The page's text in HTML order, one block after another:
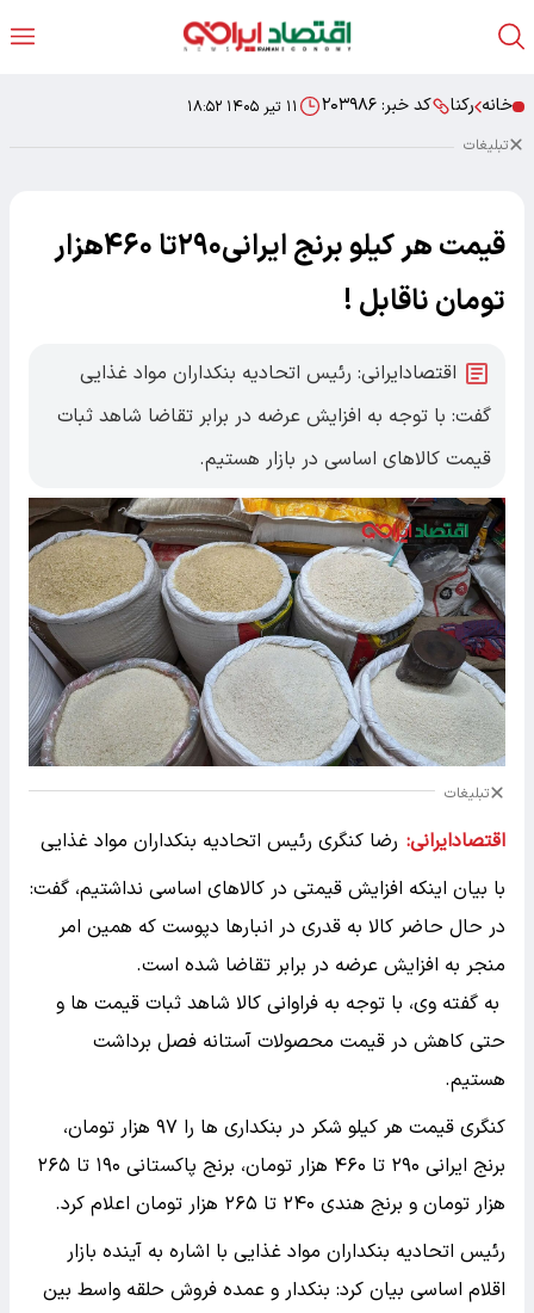
خانه رکنا کد خبر: ۲۰۳۹۸۶ ۱۱ تیر ۱۴۰۵ ۱۸:۵۲
تبلیغات
قیمت هر کیلو برنج ایرانی۲۹۰تا ۴۶۰هزار
تومان ناقابل !
اقتصادایرانی: رئیس اتحادیه بنکداران مواد غذایی
گفت: با توجه به افزایش عرضه در برابر تقاضا شاهد ثبات
قیمت کالاهای اساسی در بازار هستیم.
تبلیغات
اقتصادایرانی: رضا کنگری رئیس اتحادیه بنکداران مواد غذایی
با بیان اینکه افزایش قیمتی در کالاهای اساسی نداشتیم، گفت:
در حال حاضر کالا به قدری در انبارها دپوست که همین امر
منجر به افزایش عرضه در برابر تقاضا شده است.
به گفته وی، با توجه به فراوانی کالا شاهد ثبات قیمت ها و
حتی کاهش در قیمت محصولات آستانه فصل برداشت
هستیم.
کنگری قیمت هر کیلو شکر در بنکداری ها را ۹۷ هزار تومان،
برنج ایرانی ۲۹۰ تا ۴۶۰ هزار تومان، برنج پاکستانی ۱۹۰ تا ۲۶۵
هزار تومان و برنج هندی ۲۴۰ تا ۲۶۵ هزار تومان اعلام کرد.
رئیس اتحادیه بنکداران مواد غذایی با اشاره به آینده بازار
اقلام اساسی بیان کرد: بنکدار و عمده فروش حلقه واسط بین